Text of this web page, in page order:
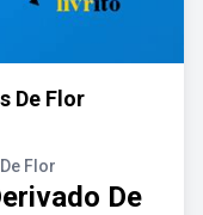
De Flor
Flor
De